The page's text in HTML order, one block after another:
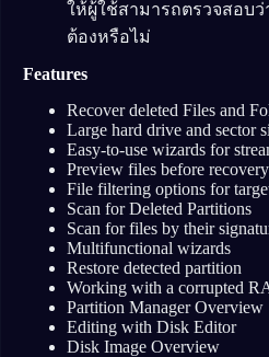
ให้ผู้ใช้สามารถตรวจสอบ
ต้องหรือไม่
Features
Recover deleted Files and
Large hard drive and sector
Easy-to-use wizards for
Preview files before recovery
File filtering options for
Scan for Deleted Partitions
Scan for files by their
Multifunctional wizards
Restore detected partition
Working with a corrupted
Partition Manager Overview
Editing with Disk Editor
Disk Image Overview